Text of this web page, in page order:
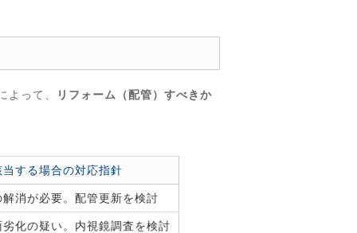
って、 リフォーム（配管）すべきか
当する場合の対応指針
消が必要。配管更新を検討
化の疑い。内視鏡調査を検討